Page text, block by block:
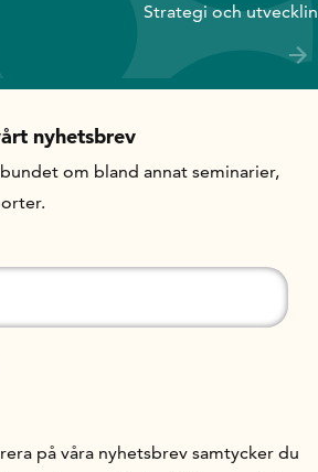
Strategi och
nyhetsbrev
om bland annat seminarier,
på våra nyhetsbrev samtycker du